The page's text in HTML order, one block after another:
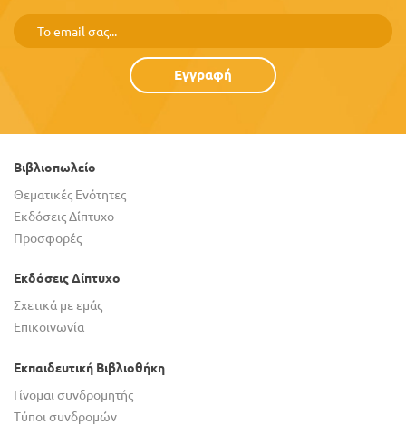
Εγγραφή
Βιβλιοπωλείο
Θεματικές Ενότητες
Εκδόσεις Δίπτυχο
Προσφορές
Εκδόσεις Δίπτυχο
Σχετικά με εμάς
Επικοινωνία
Εκπαιδευτική Βιβλιοθήκη
Γίνομαι συνδρομητής
Τύποι συνδρομών